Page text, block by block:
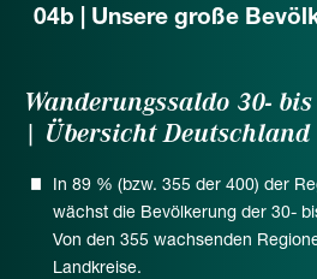
04b | Unsere große
Wanderungssaldo 30-
| Übersicht Deutschland
In 89 % (bzw. 355 der 400) der
wächst die Bevölkerung der 30-
Von den 355 wachsenden
Landkreise.